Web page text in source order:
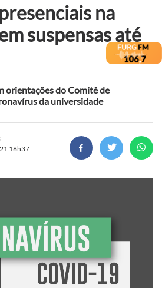
na
suspensas até
orientações do Comitê de
da universidade
16h37